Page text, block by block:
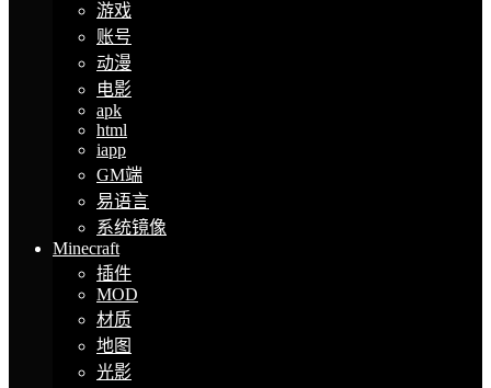
游戏
账号
动漫
电影
apk
html
iapp
GM端
易语言
系统镜像
Minecraft
插件
MOD
材质
地图
光影